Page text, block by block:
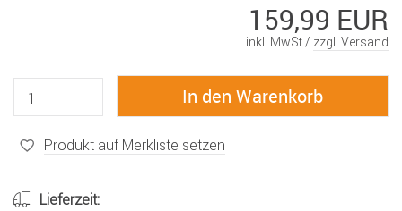
159,99 EUR
inkl. MwSt / zzgl. Versand
Produkt auf Merkliste setzen
Lieferzeit: